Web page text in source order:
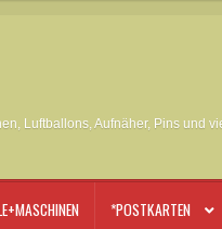
Luftballons, Aufnäher, Pins und
*POSTKARTEN